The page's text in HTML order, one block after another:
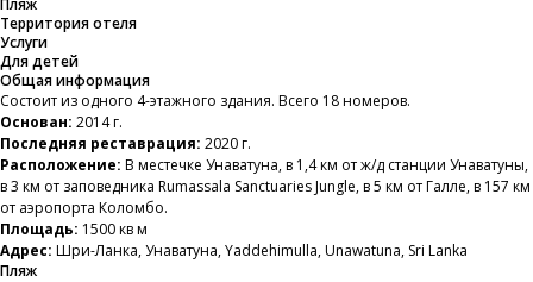
Пляж
Территория отеля
Услуги
Для детей
Общая информация
Состоит из одного 4-этажного здания. Всего 18 номеров.
Основан: 2014 г.
Последняя реставрация: 2020 г.
Расположение: В местечке Унаватуна, в 1,4 км от ж/д станции Унаватуны,
в 3 км от заповедника Rumassala Sanctuaries Jungle, в 5 км от Галле, в 157 км
от аэропорта Коломбо.
Площадь: 1500 кв м
Адрес: Шри-Ланка, Унаватуна, Yaddehimulla, Unawatuna, Sri Lanka
Пляж